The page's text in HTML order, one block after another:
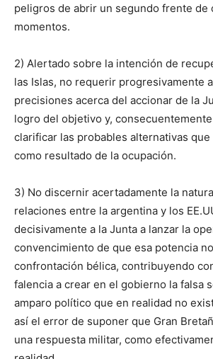
peligros de abrir un segundo frente de
momentos.
2) Alertado sobre la intención de
las Islas, no requerir progresivamente
precisiones acerca del accionar de la
logro del objetivo y,
clarificar las probables alternativas
como resultado de la ocupación.
3) No discernir acertadamente la
relaciones entre la argentina y los
decisivamente a la Junta a lanzar la
convencimiento de que esa potencia
confrontación bélica, contribuyendo
falencia a crear en el gobierno la falsa
amparo político que en realidad no
así el error de suponer que Gran
una respuesta militar, como